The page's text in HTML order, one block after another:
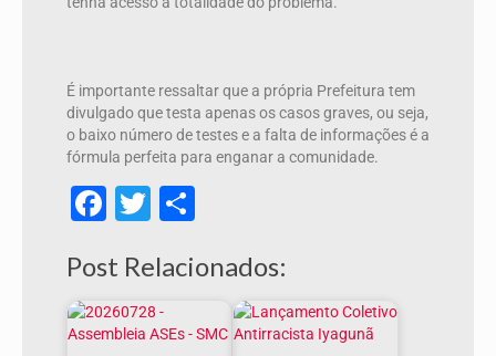
É importante ressaltar que a própria Prefeitura tem
divulgado que testa apenas os casos graves, ou seja,
o baixo número de testes e a falta de informações é a
fórmula perfeita para enganar a comunidade.
Facebook
Twitter
Post Relacionados: